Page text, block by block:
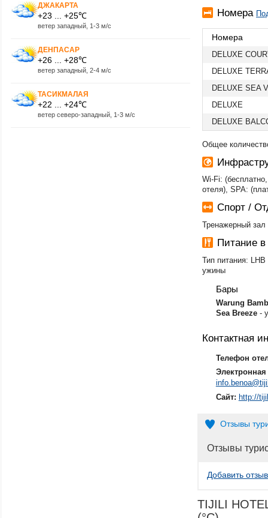
ДЖАКАРТА
+23 ... +25℃
ветер западный, 1-3 м/с
ДЕНПАСАР
+26 ... +28℃
ветер западный, 2-4 м/с
ТАСИКМАЛАЯ
+22 ... +24℃
ветер северо-западный, 1-3 м/с
Номера
Номера
DELUXE
DELUXE
DELUXE SEA
DELUXE
DELUXE
Общее
Wi-Fi:
отеля), SPA:
Спорт /
Тренажерный зал
Питание в
Тип питания:
ужины
Бары
​Warung
Sea Breeze- у
Контактная
Телефон
Сайт: http://
Отзывы
Отзывы
Добавить отзыв
TIJILI